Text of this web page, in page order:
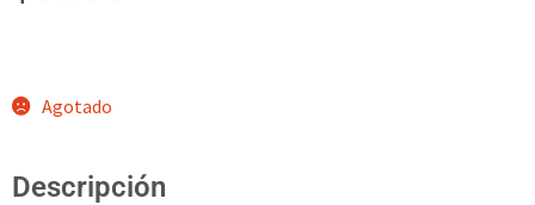
Agotado
Descripción